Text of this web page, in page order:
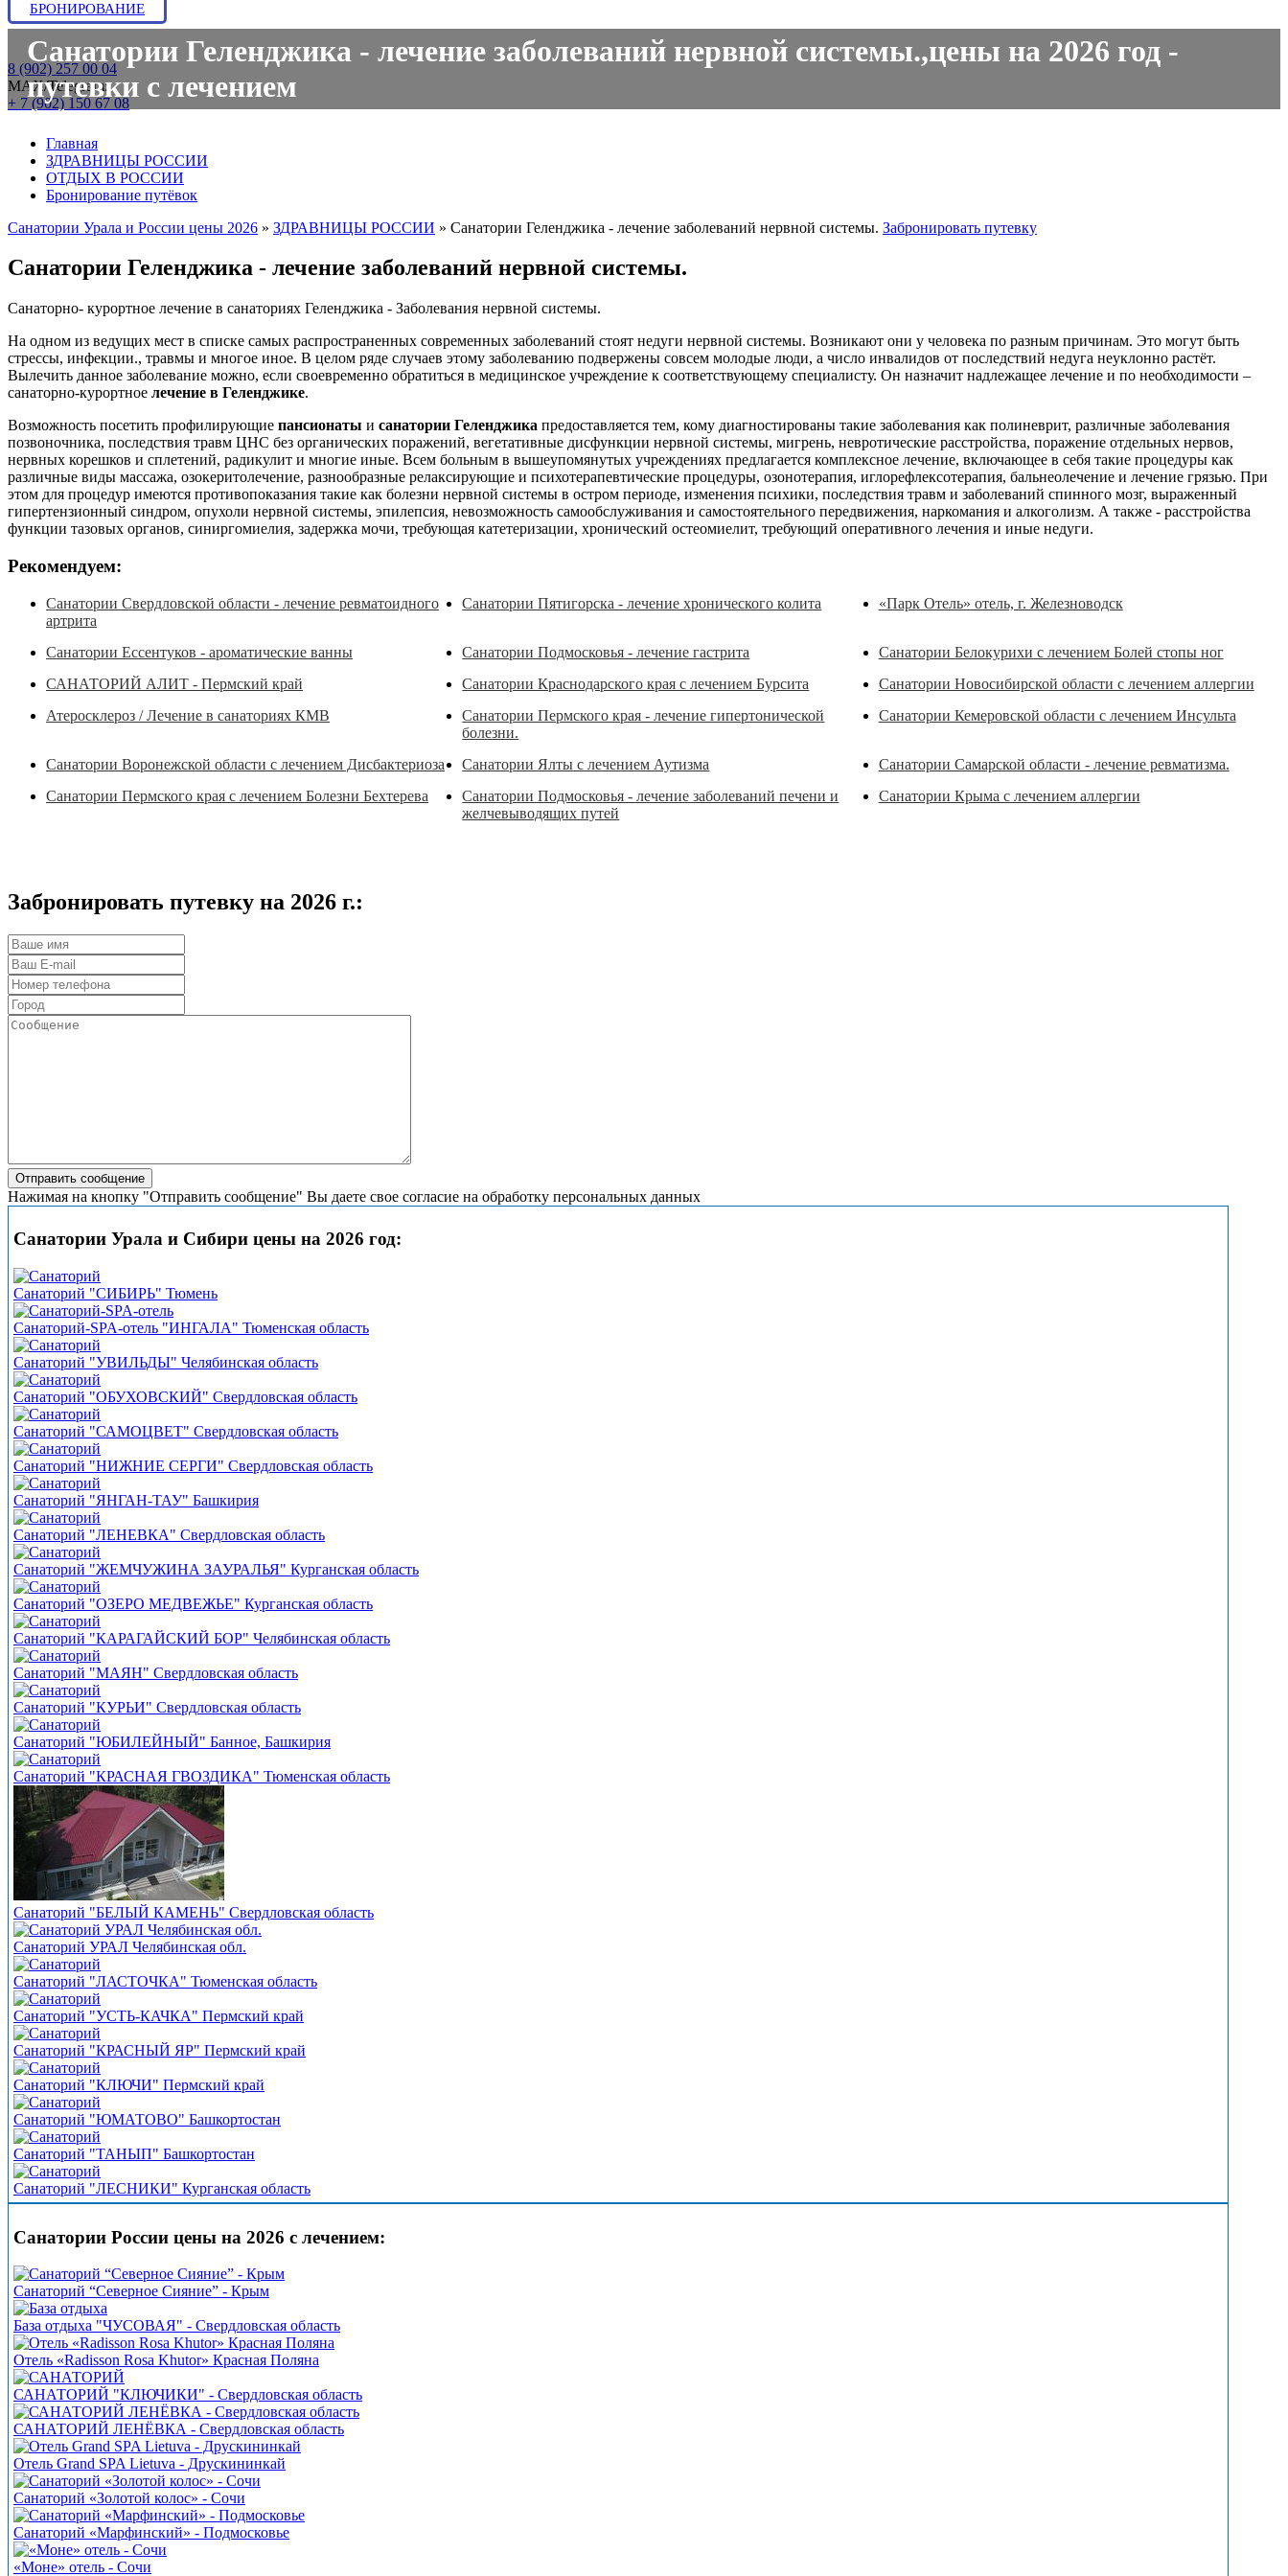
БРОНИРОВАНИЕ
8 (902) 257 00 04
МАХ/Telegram:
+ 7 (902) 150 67 08
Санатории Геленджика - лечение заболеваний нервной системы.,цены на 2026 год -
путевки с лечением
Главная
ЗДРАВНИЦЫ РОССИИ
ОТДЫХ В РОССИИ
Бронирование путёвок
Санатории Урала и России цены 2026 » ЗДРАВНИЦЫ РОССИИ » Санатории Геленджика - лечение заболеваний нервной системы. Забронировать путевку
Санатории Геленджика - лечение заболеваний нервной системы.
Санаторно- курортное лечение в санаториях Геленджика - Заболевания нервной системы.
На одном из ведущих мест в списке самых распространенных современных заболеваний стоят недуги нервной системы. Возникают они у человека по разным причинам. Это могут быть
стрессы, инфекции., травмы и многое иное. В целом ряде случаев этому заболеванию подвержены совсем молодые люди, а число инвалидов от последствий недуга неуклонно растёт.
Вылечить данное заболевание можно, если своевременно обратиться в медицинское учреждение к соответствующему специалисту. Он назначит надлежащее лечение и по необходимости –
санаторно-курортное лечение в Геленджике.
Возможность посетить профилирующие пансионаты и санатории Геленджика предоставляется тем, кому диагностированы такие заболевания как полиневрит, различные заболевания
позвоночника, последствия травм ЦНС без органических поражений, вегетативные дисфункции нервной системы, мигрень, невротические расстройства, поражение отдельных нервов,
нервных корешков и сплетений, радикулит и многие иные. Всем больным в вышеупомянутых учреждениях предлагается комплексное лечение, включающее в себя такие процедуры как
различные виды массажа, озокеритолечение, разнообразные релаксирующие и психотерапевтические процедуры, озонотерапия, иглорефлексотерапия, бальнеолечение и лечение грязью. При
этом для процедур имеются противопоказания такие как болезни нервной системы в остром периоде, изменения психики, последствия травм и заболеваний спинного мозг, выраженный
гипертензионный синдром, опухоли нервной системы, эпилепсия, невозможность самообслуживания и самостоятельного передвижения, наркомания и алкоголизм. А также - расстройства
функции тазовых органов, синиргомиелия, задержка мочи, требующая катетеризации, хронический остеомиелит, требующий оперативного лечения и иные недуги.
Рекомендуем:
Санатории Свердловской области - лечение ревматоидного
артрита
Санатории Пятигорска - лечение хронического колита «Парк Отель» отель, г. Железноводск
Санатории Ессентуков - ароматические ванны Санатории Подмосковья - лечение гастрита
Санатории Белокурихи с лечением Болей стопы ног
САНАТОРИЙ АЛИТ - Пермский край
Санатории Краснодарского края с лечением Бурсита
Санатории Новосибирской области с лечением аллергии
Атеросклероз / Лечение в санаториях КМВ
Санатории Пермского края - лечение гипертонической
болезни.
Санатории Кемеровской области с лечением Инсульта
Санатории Воронежской области с лечением Дисбактериоза Санатории Ялты с лечением Аутизма
Санатории Самарской области - лечение ревматизма.
Санатории Пермского края с лечением Болезни Бехтерева
Санатории Подмосковья - лечение заболеваний печени и
желчевыводящих путей
Санатории Крыма с лечением аллергии
Забронировать путевку на 2026 г.:
Нажимая на кнопку "Отправить сообщение" Вы даете свое согласие на обработку персональных данных
Санатории Урала и Сибири цены на 2026 год:
Санаторий "СИБИРЬ" Тюмень
Санаторий-SPA-отель "ИНГАЛА" Тюменская область
Санаторий "УВИЛЬДЫ" Челябинская область
Санаторий "ОБУХОВСКИЙ" Свердловская область
Санаторий "САМОЦВЕТ" Свердловская область
Санаторий "НИЖНИЕ СЕРГИ" Свердловская область
Санаторий "ЯНГАН-ТАУ" Башкирия
Санаторий "ЛЕНЕВКА" Свердловская область
Санаторий "ЖЕМЧУЖИНА ЗАУРАЛЬЯ" Курганская область
Санаторий "ОЗЕРО МЕДВЕЖЬЕ" Курганская область
Санаторий "КАРАГАЙСКИЙ БОР" Челябинская область
Санаторий "МАЯН" Свердловская область
Санаторий "КУРЬИ" Свердловская область
Санаторий "ЮБИЛЕЙНЫЙ" Банное, Башкирия
Санаторий "КРАСНАЯ ГВОЗДИКА" Тюменская область
Санаторий "БЕЛЫЙ КАМЕНЬ" Свердловская область
Санаторий УРАЛ Челябинская обл.
Санаторий "ЛАСТОЧКА" Тюменская область
Санаторий "УСТЬ-КАЧКА" Пермский край
Санаторий "КРАСНЫЙ ЯР" Пермский край
Санаторий "КЛЮЧИ" Пермский край
Санаторий "ЮМАТОВО" Башкортостан
Санаторий "ТАНЫП" Башкортостан
Санаторий "ЛЕСНИКИ" Курганская область
Санатории России цены на 2026 с лечением:
Санаторий “Северное Сияние” - Крым
База отдыха "ЧУСОВАЯ" - Свердловская область
Отель «Radisson Rosa Khutor» Красная Поляна
САНАТОРИЙ "КЛЮЧИКИ" - Свердловская область
САНАТОРИЙ ЛЕНЁВКА - Свердловская область
Отель Grand SPA Lietuva - Друскининкай
Санаторий «Золотой колос» - Сочи
Санаторий «Марфинский» - Подмосковье
«Моне» отель - Сочи